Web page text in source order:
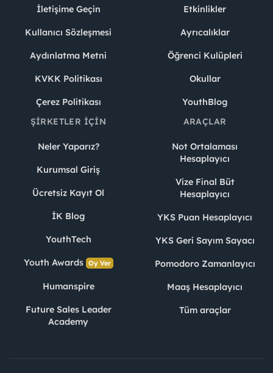
İletişime Geçin
Kullanıcı Sözleşmesi
Aydınlatma Metni
KVKK Politikası
Çerez Politikası
Etkinlikler
Ayrıcalıklar
Öğrenci Kulüpleri
Okullar
YouthBlog
ŞIRKETLER İÇIN
Neler Yaparız?
Kurumsal Giriş
Ücretsiz Kayıt Ol
İK Blog
YouthTech
Youth Awards Oy Ver
Humanspire
Future Sales Leader
Academy
ARAÇLAR
Not Ortalaması
Hesaplayıcı
Vize Final Büt
Hesaplayıcı
YKS Puan Hesaplayıcı
YKS Geri Sayım Sayacı
Pomodoro Zamanlayıcı
Maaş Hesaplayıcı
Tüm araçlar